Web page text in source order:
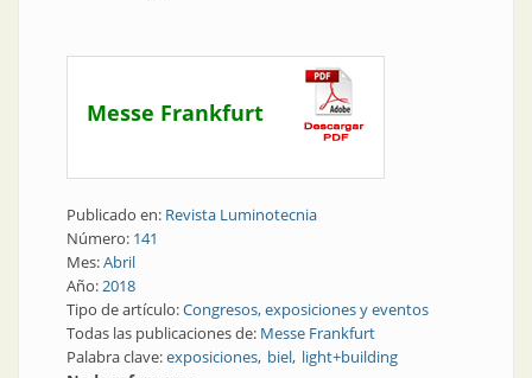
Messe Frankfurt
Publicado en: Revista Luminotecnia
Número: 141
Mes:Abril
Año:2018
Tipo de artículo:Congresos, exposiciones y eventos
Todas las publicaciones de: Messe Frankfurt
Palabra clave:exposiciones biel light+building